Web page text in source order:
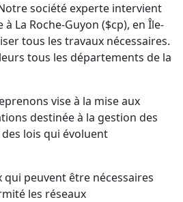
société experte intervient
La Roche-Guyon ($cp), en Île-
tous les travaux nécessaires.
tous les départements de la
vise à la mise aux
destinée à la gestion des
lois qui évoluent
peuvent être nécessaires
les réseaux